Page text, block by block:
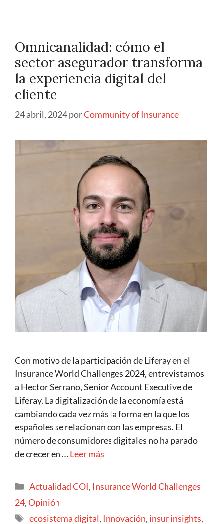
Omnicanalidad: cómo el
sector asegurador transforma
la experiencia digital del
cliente
24 abril, 2024porCommunity of Insurance
Con motivo de la participación de Liferay en el
Insurance World Challenges 2024, entrevistamos
a Hector Serrano, Senior Account Executive de
Liferay. La digitalización de la economía está
cambiando cada vez más la forma en la que los
españoles se relacionan con las empresas. El
número de consumidores digitales no ha parado
de crecer en …Leer más
Actualidad COI, Insurance World Challenges
24,Opinión
ecosistema digital, Innovación, insur insights,